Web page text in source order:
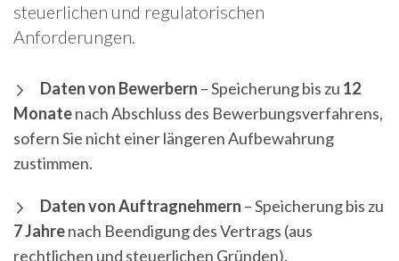
steuerlichen und regulatorischen
Anforderungen.
Daten von Bewerbern – Speicherung bis zu 12
Monatenach Abschluss des Bewerbungsverfahrens,
sofern Sie nicht einer längeren Aufbewahrung
zustimmen.
Daten von Auftragnehmern – Speicherung bis zu
7 Jahrenach Beendigung des Vertrags (aus
rechtlichen und steuerlichen Gründen).